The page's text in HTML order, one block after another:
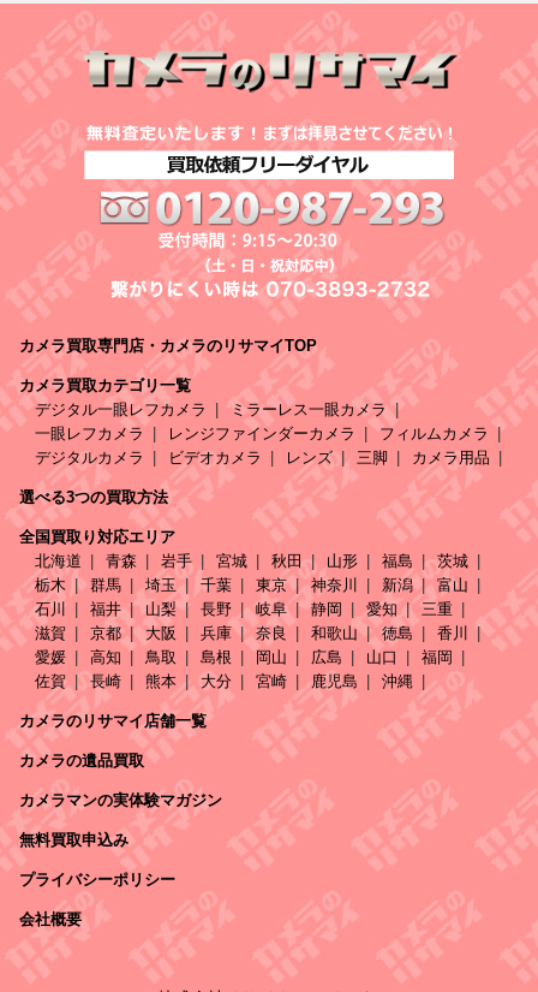
カメラ買取専門店・カメラのリサマイTOP
カメラ買取カテゴリ一覧
デジタル一眼レフカメラ
ミラーレス一眼カメラ
一眼レフカメラ
レンジファインダーカメラ
フィルムカメラ
デジタルカメラ
ビデオカメラ レンズ 三脚 カメラ用品
選べる3つの買取方法
全国買取り対応エリア
北海道
青森 岩手 宮城 秋田 山形 福島
茨城
栃木
群馬 埼玉 千葉 東京 神奈川 新潟
富山
石川
福井 山梨 長野 岐阜 静岡 愛知
三重
滋賀
京都 大阪 兵庫 奈良 和歌山 徳島
香川
愛媛
高知 鳥取 島根 岡山 広島 山口
福岡
佐賀
長崎 熊本 大分 宮崎 鹿児島 沖縄
カメラのリサマイ店舗一覧
カメラの遺品買取
カメラマンの実体験マガジン
無料買取申込み
プライバシーポリシー
会社概要